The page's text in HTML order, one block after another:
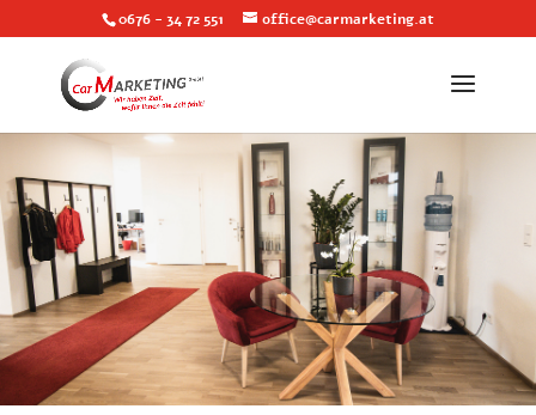
0676 - 34 72 551 office@carmarketing.at